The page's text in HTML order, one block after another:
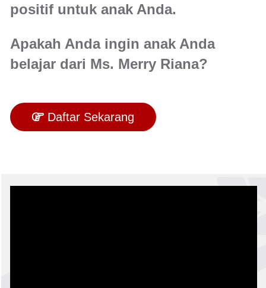
positif untuk anak Anda.
Apakah Anda ingin anak Anda
belajar dari Ms. Merry Riana?
Daftar Sekarang